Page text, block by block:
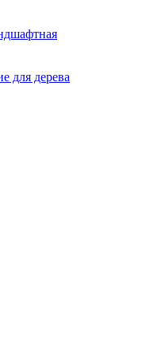
для дерева